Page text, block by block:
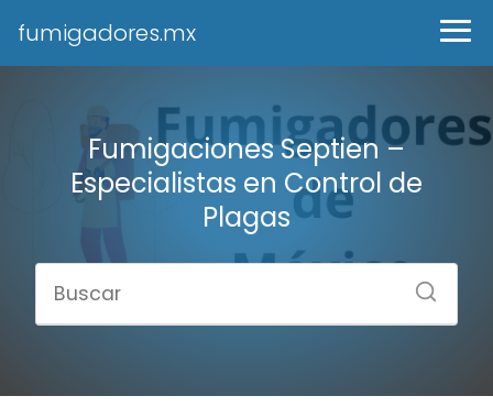
fumigadores.mx
Fumigaciones Septien –
Especialistas en Control de
Plagas